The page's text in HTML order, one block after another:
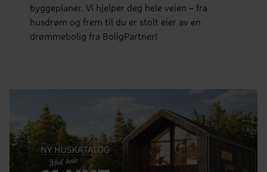
byggeplaner. Vi hjelper deg hele veien – fra
husdrøm og frem til du er stolt eier av en
drømmebolig fra BoligPartner!